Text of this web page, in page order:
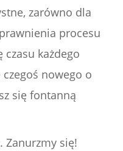
zarówno dla
procesu
każdego
nowego o
się fontanną
Zanurzmy się!